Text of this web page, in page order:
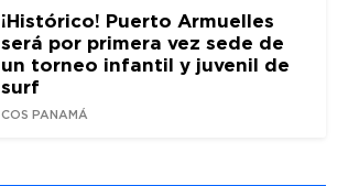
¡Histórico! Puerto Armuelles
será por primera vez sede de
un torneo infantil y juvenil de
surf
COS PANAMÁ